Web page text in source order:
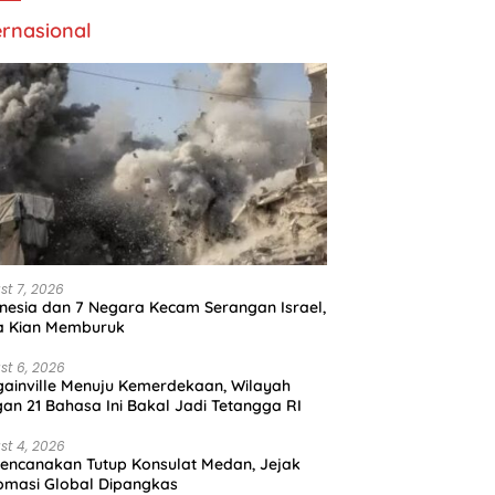
7, 2026
dan 7 Negara Kecam Serangan Israel,
Kian Memburuk
6, 2026
Menuju Kemerdekaan, Wilayah
21 Bahasa Ini Bakal Jadi Tetangga RI
4, 2026
Tutup Konsulat Medan, Jejak
Global Dipangkas